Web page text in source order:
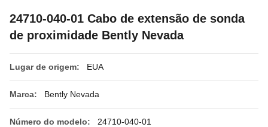
24710-040-01 Cabo de extensão de sonda
de proximidade Bently Nevada
Lugar de origem: EUA
Marca: Bently Nevada
Número do modelo: 24710-040-01